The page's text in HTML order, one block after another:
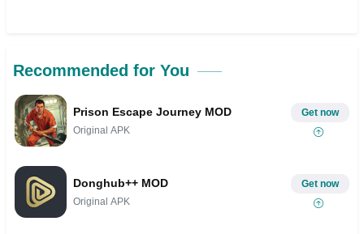
Recommended for You
Prison Escape Journey MOD
Original APK
Get now
Donghub++ MOD
Original APK
Get now